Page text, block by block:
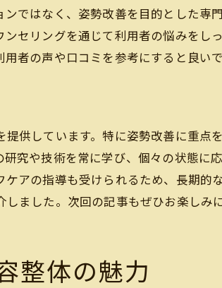
る美しいスタイルの実現
習慣の導入
との相乗作用
じた金沢美容整体のオーダーメイド施
ズされた施術プランの作成
慣に基づく施術内容
ストに応えるサロンの対応
ではなく、姿勢改善を目的とした専
セリングを通じて利用者の悩みをし
者の声や口コミを参考にすると良い
供しています。特に姿勢改善に重点
究や技術を常に学び、個々の状態に
アの指導も受けられるため、長期的
ました。次回の記事もぜひお楽しみ
整体の魅力